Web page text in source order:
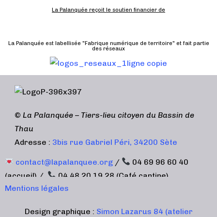
n
La Palanquée reçoit le soutien financier de
La Palanquée est labellisée "Fabrique numérique de territoire" et fait partie
des réseaux
© La Palanquée – Tiers-lieu citoyen du Bassin de
Thau
Adresse : 3bis rue Gabriel Péri, 34200 Sète
contact@lapalanquee.org /
04 69 96 60 40
(accueil) /
04 48 20 19 28 (Café cantine)
Mentions légales
Design graphique : Simon Lazarus 84 (atelier